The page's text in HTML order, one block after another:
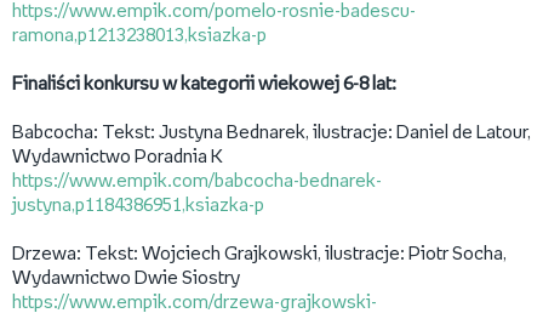
https://www.empik.com/pomelo-rosnie-badescu-
ramona,p1213238013,ksiazka-p
Finaliści konkursu w kategorii wiekowej 6-8 lat:
Babcocha: Tekst: Justyna Bednarek, ilustracje: Daniel de Latour,
Wydawnictwo Poradnia K
https://www.empik.com/babcocha-bednarek-
justyna,p1184386951,ksiazka-p
Drzewa: Tekst: Wojciech Grajkowski, ilustracje: Piotr Socha,
Wydawnictwo Dwie Siostry
https://www.empik.com/drzewa-grajkowski-